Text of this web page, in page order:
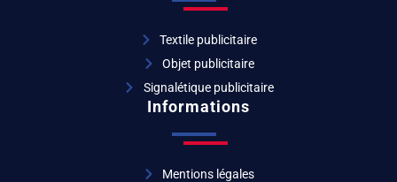
Textile publicitaire
Objet publicitaire
Signalétique publicitaire
Informations
Mentions légales